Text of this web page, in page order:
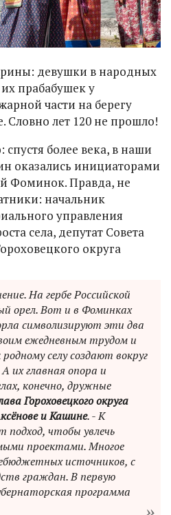
девушки в народных
прабабушек у
части на берегу
Словно лет 120 не прошло!
спустя более века, в наши
оказались инициаторами
Фоминок. Правда, не
начальник
управления
села, депутат Совета
округа
На гербе Российской
орел. Вот и в Фоминках
символизируют эти два
ежедневным трудом и
селу создают вокруг
их главная опора и
конечно, дружные
Гороховецкого округа
и Кашине. - К
подход, чтобы увлечь
проектами. Многое
источников, с
граждан. В первую
программа